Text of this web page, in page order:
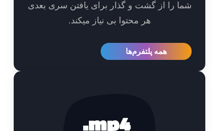
را از گشت و گذار برای یافتن سری بعدی
هر محتوا بی نیاز میکند.
همه پلتفرم‌ها